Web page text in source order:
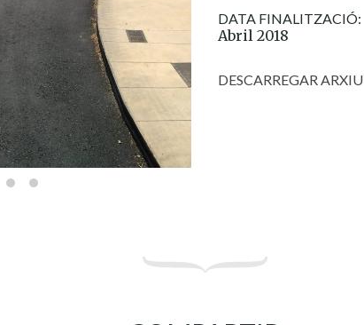
DATA FINALITZACIÓ:
Abril 2018
DESCARREGAR ARXIU